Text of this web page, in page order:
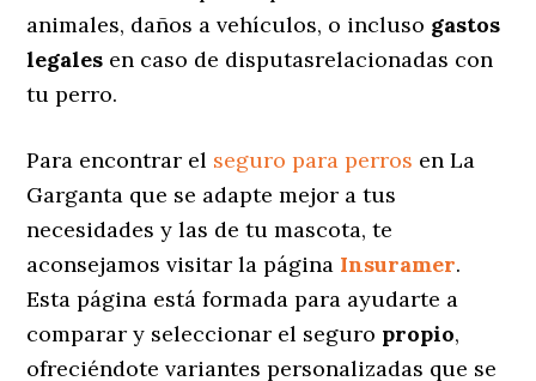
animales, daños a vehículos, o incluso gastos
legales en caso de disputasrelacionadas con
tu perro.
Para encontrar el seguro para perros en La
Garganta que se adapte mejor a tus
necesidades y las de tu mascota, te
aconsejamos visitar la página Insuramer.
Esta página está formada para ayudarte a
comparar y seleccionar el seguro propio,
ofreciéndote variantes personalizadas que se